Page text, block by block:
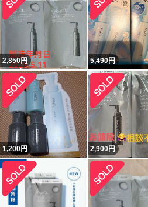
2,850円 5,490円
1,200円 2,900円